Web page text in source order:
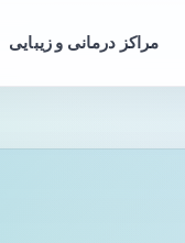
مراکز درمانی و زیبایی